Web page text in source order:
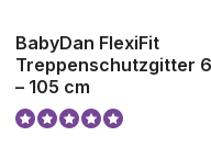
BabyDan FlexiFit
Treppenschutzgitter
– 105 cm